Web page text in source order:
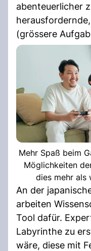
abenteuerlicher
(grössere
Mehr Spaß beim
Möglichkeiten
dies mehr als
An der
arbeiten
Tool dafür.
Labyrinthe zu
wäre, diese mit